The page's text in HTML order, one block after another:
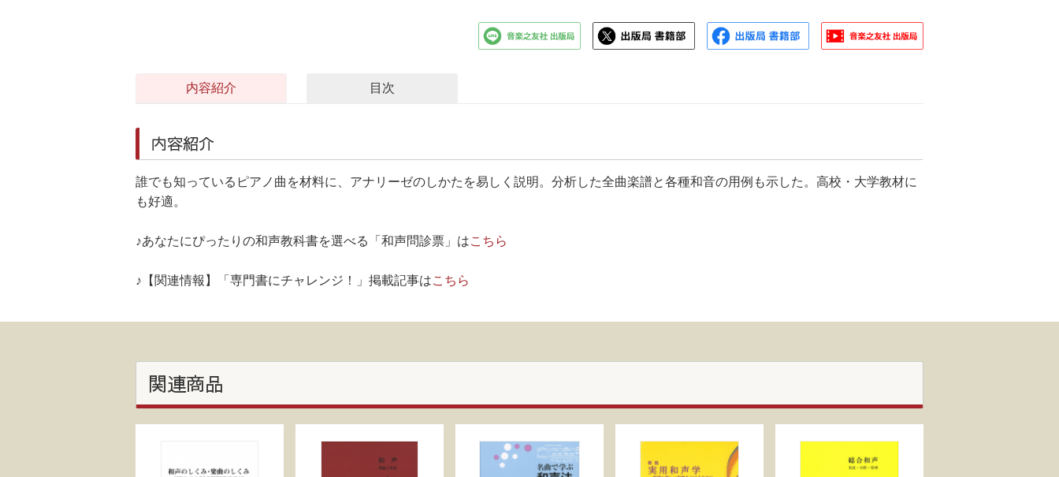
内容紹介 目次
内容紹介
誰でも知っているピアノ曲を材料に、アナリーゼのしかたを易しく説明。分析した全曲楽譜と各種和音の用例も示した。高校・大学教材に
も好適。
♪あなたにぴったりの和声教科書を選べる「和声問診票」はこちら
♪【関連情報】「専門書にチャレンジ！」掲載記事はこちら
関連商品